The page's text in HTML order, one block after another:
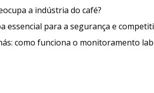
a indústria do café?
essencial para a segurança e
como funciona o monitoramento